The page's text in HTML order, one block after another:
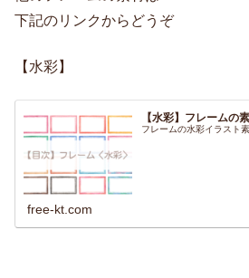
下記のリンクからどうぞ
【水彩】
【水彩】フレームの
フレームの水彩イラスト
free-kt.com